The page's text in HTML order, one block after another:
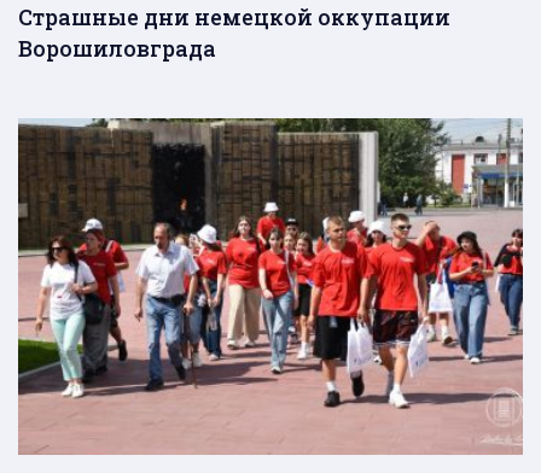
Страшные дни немецкой оккупации
Ворошиловграда